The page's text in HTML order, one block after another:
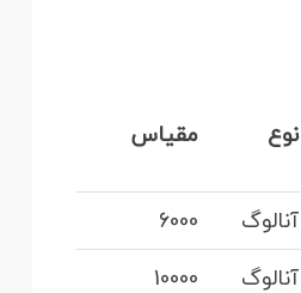
نوع مقیاس
آنالوگ
6000
آنالوگ
10000